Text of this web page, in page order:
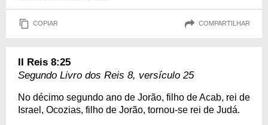
COPIAR COMPARTILHAR
II Reis 8:25
Segundo Livro dos Reis 8, versículo 25
No décimo segundo ano de Jorão, filho de Acab, rei de
Israel, Ocozias, filho de Jorão, tornou-se rei de Judá.